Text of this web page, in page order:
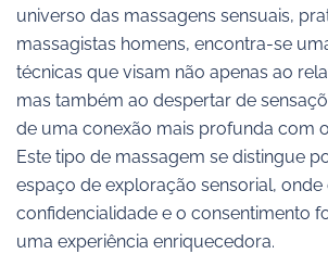
universo das massagens sensuais,
massagistas homens, encontra-se
técnicas que visam não apenas ao
mas também ao despertar de
de uma conexão mais profunda com
Este tipo de massagem se distingue
espaço de exploração sensorial, onde
confidencialidade e o consentimento
uma experiência enriquecedora.